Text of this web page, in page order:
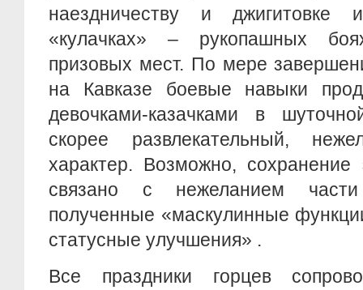
наездничеству и
«кулачках» – рукопашных
призовых мест. По мере
на Кавказе боевые навыки
девочками-казачками в
скорее развлекательный,
характер. Возможно,
связано с нежеланием части
полученные «маскулинные
статусные улучшения» .
Все праздники горцев